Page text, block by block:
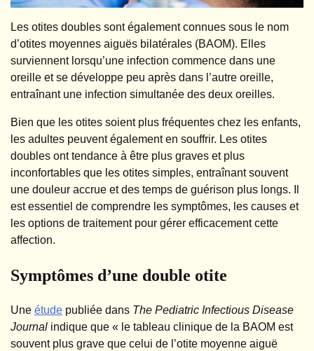
Les otites doubles sont également connues sous le nom
d’otites moyennes aiguës bilatérales (BAOM). Elles
surviennent lorsqu’une infection commence dans une
oreille et se développe peu après dans l’autre oreille,
entraînant une infection simultanée des deux oreilles.
Bien que les otites soient plus fréquentes chez les enfants,
les adultes peuvent également en souffrir. Les otites
doubles ont tendance à être plus graves et plus
inconfortables que les otites simples, entraînant souvent
une douleur accrue et des temps de guérison plus longs. Il
est essentiel de comprendre les symptômes, les causes et
les options de traitement pour gérer efficacement cette
affection.
Symptômes d’une double otite
Une étude publiée dans The Pediatric Infectious Disease
Journal indique que « le tableau clinique de la BAOM est
souvent plus grave que celui de l’otite moyenne aiguë